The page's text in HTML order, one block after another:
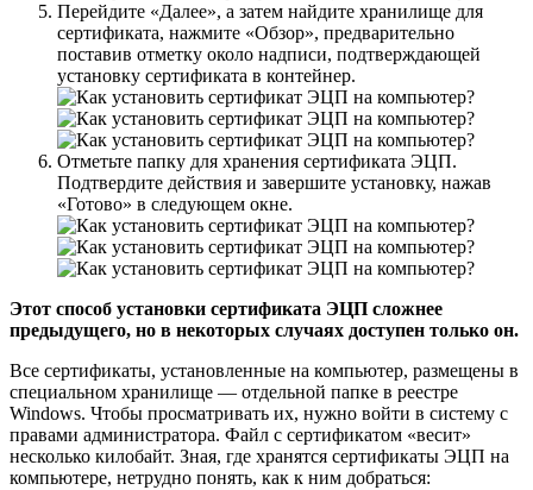
Перейдите «Далее», а затем найдите хранилище для
сертификата, нажмите «Обзор», предварительно
поставив отметку около надписи, подтверждающей
установку сертификата в контейнер.
Отметьте папку для хранения сертификата ЭЦП.
Подтвердите действия и завершите установку, нажав
«Готово» в следующем окне.
Этот способ установки сертификата ЭЦП сложнее
предыдущего, но в некоторых случаях доступен только он.
Все сертификаты, установленные на компьютер, размещены в
специальном хранилище — отдельной папке в реестре
Windows. Чтобы просматривать их, нужно войти в систему с
правами администратора. Файл с сертификатом «весит»
несколько килобайт. Зная, где хранятся сертификаты ЭЦП на
компьютере, нетрудно понять, как к ним добраться: